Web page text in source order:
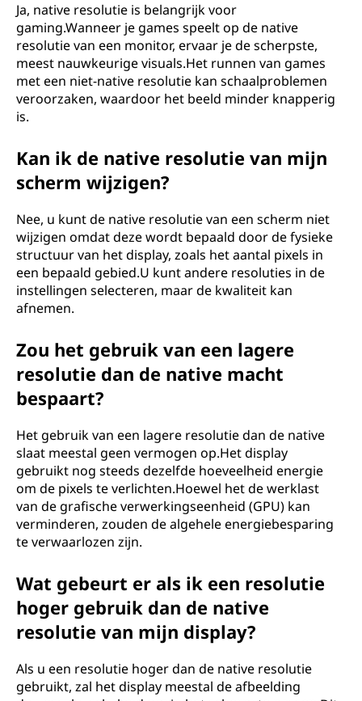
Ja, native resolutie is belangrijk voor
gaming.Wanneer je games speelt op de native
resolutie van een monitor, ervaar je de scherpste,
meest nauwkeurige visuals.Het runnen van games
met een niet-native resolutie kan schaalproblemen
veroorzaken, waardoor het beeld minder knapperig
is.
Kan ik de native resolutie van mijn
scherm wijzigen?
Nee, u kunt de native resolutie van een scherm niet
wijzigen omdat deze wordt bepaald door de fysieke
structuur van het display, zoals het aantal pixels in
een bepaald gebied.U kunt andere resoluties in de
instellingen selecteren, maar de kwaliteit kan
afnemen.
Zou het gebruik van een lagere
resolutie dan de native macht
bespaart?
Het gebruik van een lagere resolutie dan de native
slaat meestal geen vermogen op.Het display
gebruikt nog steeds dezelfde hoeveelheid energie
om de pixels te verlichten.Hoewel het de werklast
van de grafische verwerkingseenheid (GPU) kan
verminderen, zouden de algehele energiebesparing
te verwaarlozen zijn.
Wat gebeurt er als ik een resolutie
hoger gebruik dan de native
resolutie van mijn display?
Als u een resolutie hoger dan de native resolutie
gebruikt, zal het display meestal de afbeelding